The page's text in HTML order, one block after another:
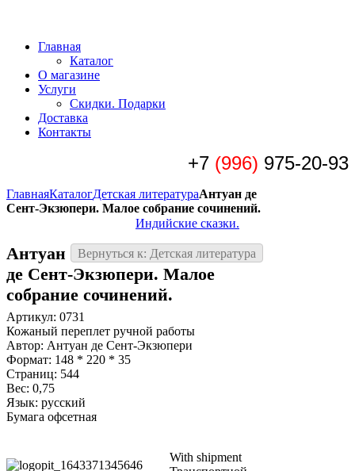
Главная
Каталог
О магазине
Услуги
Скидки. Подарки
Доставка
Контакты
+7 (996) 975-20-93
ГлавнаяКаталогДетская литератураАнтуан де
Сент-Экзюпери. Малое собрание сочинений.
Индийские сказки.
Вернуться к: Детская литература
Антуан
де Сент-Экзюпери. Малое
собрание сочинений.
Артикул: 0731
Кожаный переплет ручной работы
Автор: Антуан де Сент-Экзюпери
Формат: 148 * 220 * 35
Страниц: 544
Вес: 0,75
Язык: русский
Бумага офсетная
With shipment